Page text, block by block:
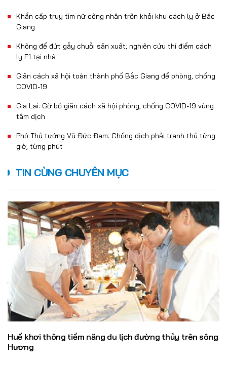
Khẩn cấp truy tìm nữ công nhân trốn khỏi khu cách ly ở Bắc
Giang
Không để đứt gẫy chuỗi sản xuất; nghiên cứu thí điểm cách
ly F1 tại nhà
Giãn cách xã hội toàn thành phố Bắc Giang để phòng, chống
COVID-19
Gia Lai: Gỡ bỏ giãn cách xã hội phòng, chống COVID-19 vùng
tâm dịch
Phó Thủ tướng Vũ Đức Đam: Chống dịch phải tranh thủ từng
giờ, từng phút
TIN CÙNG CHUYÊN MỤC
Huế khơi thông tiềm năng du lịch đường thủy trên sông
Hương